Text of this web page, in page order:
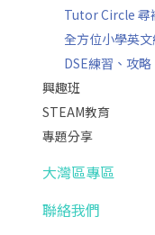
Tutor Circle 尋
全方位小學英
DSE練習、攻略
興趣班
STEAM教育
專題分享
大灣區專區
聯絡我們